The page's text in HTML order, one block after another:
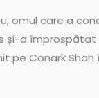
omul care a
și-a
pe Conark